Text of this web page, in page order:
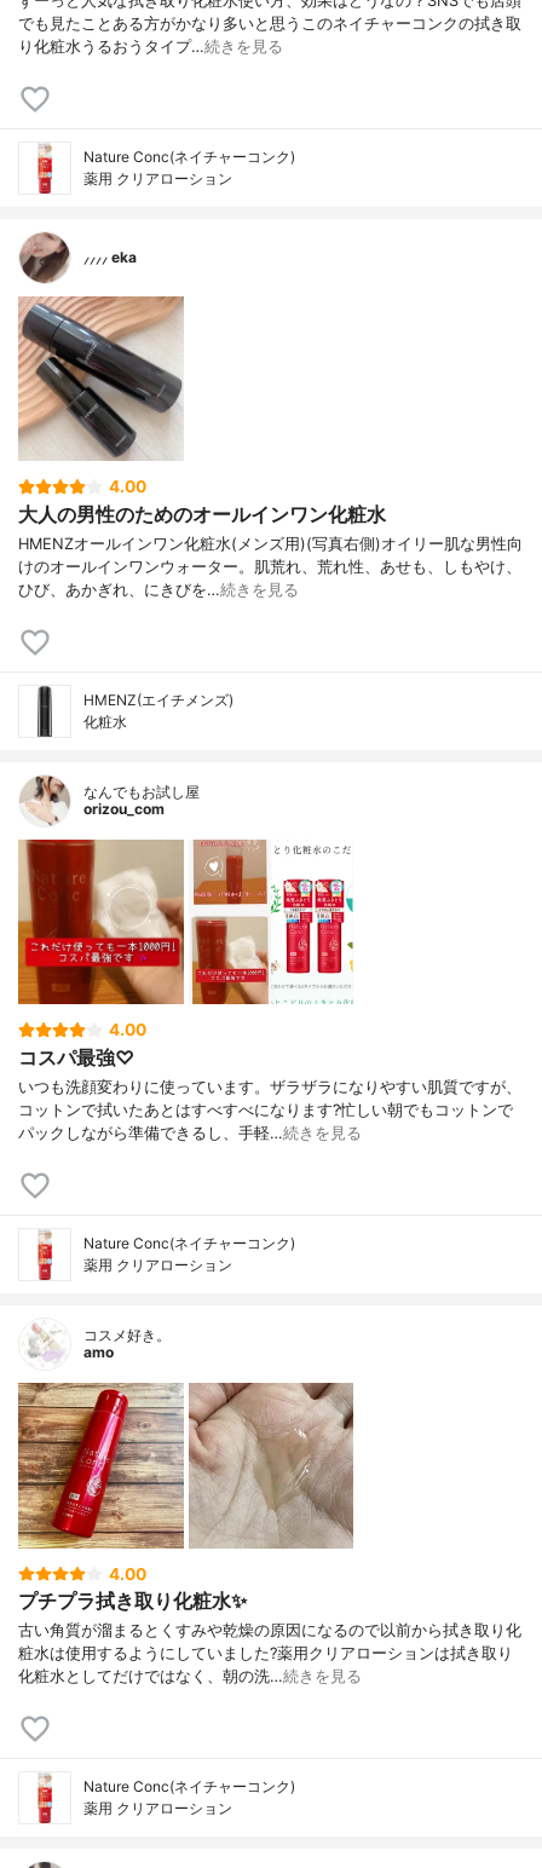
でも見たことある方がかなり多いと思うこのネイチャーコンクの拭き取
り化粧水⁡うるおうタイプ…続きを見る
Nature Conc(ネイチャーコンク)
薬用 クリアローション
⸝⸝⸝⸝ eka
4.00
大人の男性のためのオールインワン化粧水
HMENZオールインワン化粧水(メンズ用)(写真右側)オイリー肌な男性向
けのオールインワンウォーター。肌荒れ、荒れ性、あせも、しもやけ、
ひび、あかぎれ、にきびを…続きを見る
HMENZ(エイチメンズ)
化粧水
なんでもお試し屋
orizou_com
4.00
コスパ最強♡
いつも洗顔変わりに使っています。ザラザラになりやすい肌質ですが、
コットンで拭いたあとはすべすべになります?忙しい朝でもコットンで
パックしながら準備できるし、手軽…続きを見る
Nature Conc(ネイチャーコンク)
薬用 クリアローション
コスメ好き。
amo
4.00
プチプラ拭き取り化粧水✨
古い角質が溜まるとくすみや乾燥の原因になるので以前から拭き取り化
粧水は使用するようにしていました?薬用クリアローションは拭き取り
化粧水としてだけではなく、朝の洗…続きを見る
Nature Conc(ネイチャーコンク)
薬用 クリアローション